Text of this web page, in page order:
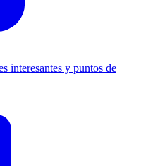
interesantes y puntos de